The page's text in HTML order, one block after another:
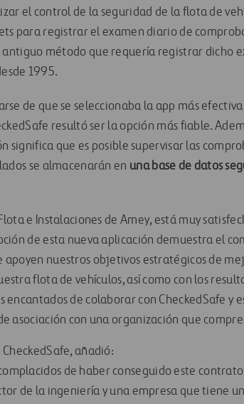
el control de la seguridad de la flota de
para registrar el examen diario de
antiguo método que requería registrar dicho
1995.
de que se seleccionaba la app más
resultó ser la opción más fiable.
significa que es posible supervisar las
se almacenarán en una base de datos
e Instalaciones de Amey, está muy
de esta nueva aplicación demuestra el
apoyen nuestros objetivos estratégicos de
flota de vehículos, así como con los
encantados de colaborar con CheckedSafe y
asociación con una organización que
añadió:
de haber conseguido este
de la ingeniería y una empresa que tiene